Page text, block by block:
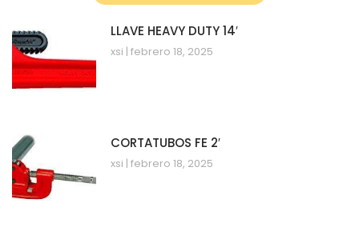
LLAVE HEAVY DUTY 14′
xsi febrero 18, 2025
CORTATUBOS FE 2′
xsi febrero 18, 2025